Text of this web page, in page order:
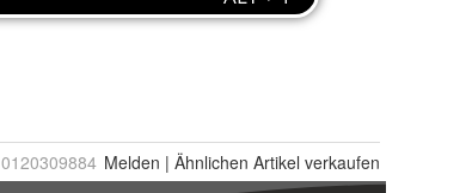
0120309884 Melden | Ähnlichen Artikel verkaufen